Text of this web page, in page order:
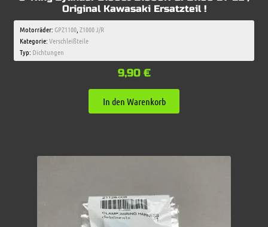
Original Kawasaki Ersatzteil !
Motorräder:GPZ1100, Z1000 J/R
Kategorie:Verschleißteile
Typ: Dichtungen
9,90 €
In den Warenkorb